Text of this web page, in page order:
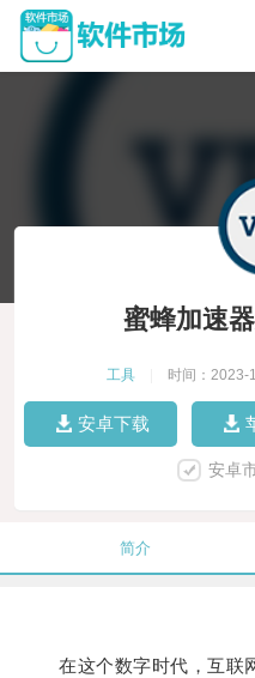
蜜蜂加速
工具 时间：2023-
安卓下载
安卓
简介
在这个数字时代，互联